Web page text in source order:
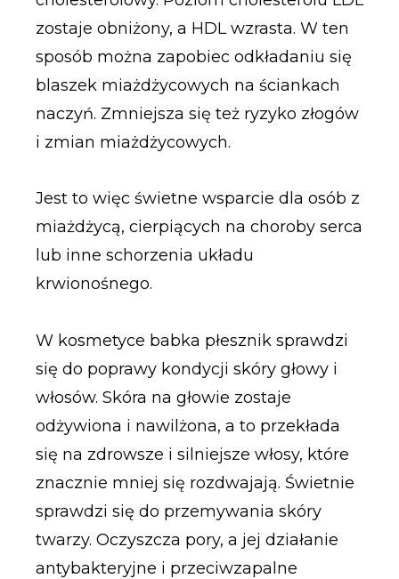
zostaje obniżony, a HDL wzrasta. W ten
sposób można zapobiec odkładaniu się
blaszek miażdżycowych na ściankach
naczyń. Zmniejsza się też ryzyko złogów
i zmian miażdżycowych.
Jest to więc świetne wsparcie dla osób z
miażdżycą, cierpiących na choroby serca
lub inne schorzenia układu
krwionośnego.
W kosmetyce babka płesznik sprawdzi
się do poprawy kondycji skóry głowy i
włosów. Skóra na głowie zostaje
odżywiona i nawilżona, a to przekłada
się na zdrowsze i silniejsze włosy, które
znacznie mniej się rozdwajają. Świetnie
sprawdzi się do przemywania skóry
twarzy. Oczyszcza pory, a jej działanie
antybakteryjne i przeciwzapalne